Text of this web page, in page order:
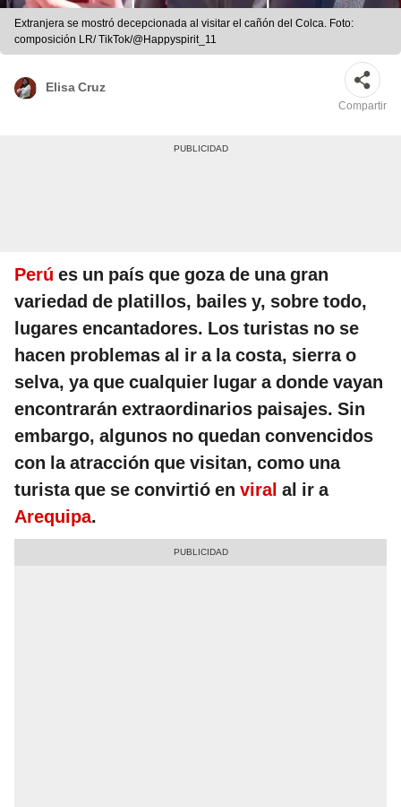
Extranjera se mostró decepcionada al visitar el cañón del Colca. Foto:
composición LR/ TikTok/@Happyspirit_11
Elisa Cruz
Compartir
Perú es un país que goza de una gran
variedad de platillos, bailes y, sobre todo,
lugares encantadores. Los turistas no se
hacen problemas al ir a la costa, sierra o
selva, ya que cualquier lugar a donde vayan
encontrarán extraordinarios paisajes. Sin
embargo, algunos no quedan convencidos
con la atracción que visitan, como una
turista que se convirtió en viral al ir a
Arequipa.